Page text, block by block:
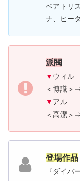
ベアトリ
ナ、ピー
派閥
▼ ウィル
＜博識＞
▼ アル
＜高潔＞
登場作品
『ダイバ